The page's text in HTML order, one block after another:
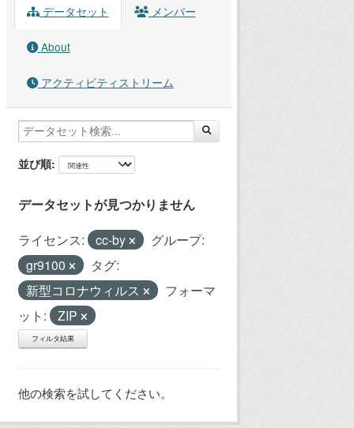
データセット メンバー
About
アクティビティストリーム
並び順
データセットが見つかりません
ライセンス: cc-by
グループ:
gr9100
タグ:
新型コロナウィルス
フォーマ
ット:
ZIP
フィルタ結果
他の検索を試してください。